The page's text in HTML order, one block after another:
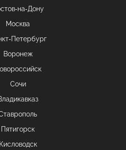
на-Дону
Москва
Петербург
Воронеж
Сочи
Пятигорск
Кисловодск